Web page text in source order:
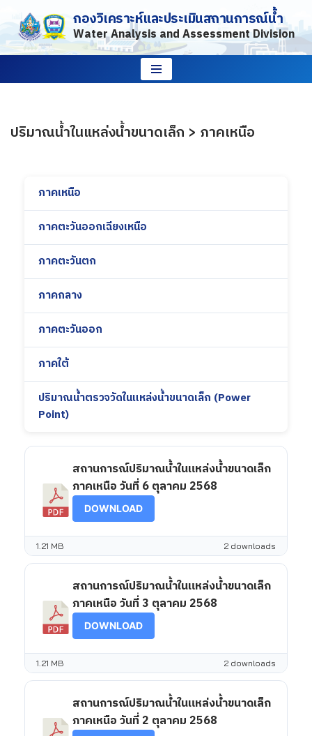
Skip
to
กองวิเคราะห์และประเมินสถานการณ์น้ำ
Water Analysis and Assessment Division
ปริมาณน้ำในแหล่งน้ำขนาดเล็ก > ภาคเหนือ
ภาคเหนือ
ภาคตะวันออกเฉียงเหนือ
ภาคตะวันตก
ภาคกลาง
ภาคตะวันออก
ภาคใต้
ปริมาณน้ำตรวจวัดในแหล่งน้ำขนาดเล็ก (Power
Point)
สถานการณ์ปริมาณน้ำในแหล่งน้ำขนาดเล็ก
ภาคเหนือ วันที่ 6 ตุลาคม 2568
DOWNLOAD
2 downloads
1.21 MB
สถานการณ์ปริมาณน้ำในแหล่งน้ำขนาดเล็ก
ภาคเหนือ วันที่ 3 ตุลาคม 2568
DOWNLOAD
2 downloads
1.21 MB
สถานการณ์ปริมาณน้ำในแหล่งน้ำขนาดเล็ก
ภาคเหนือ วันที่ 2 ตุลาคม 2568